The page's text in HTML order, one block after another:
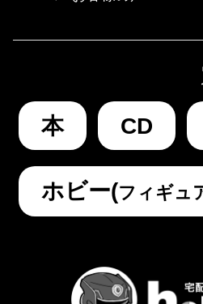
本 CD
ホビー(フィギュ